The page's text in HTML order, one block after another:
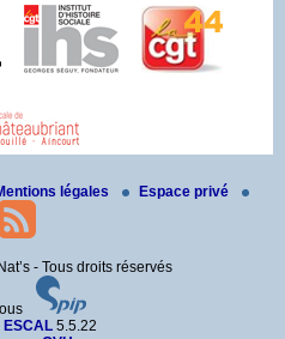
légales Espace privé
- Tous droits réservés
ESCAL 5.5.22